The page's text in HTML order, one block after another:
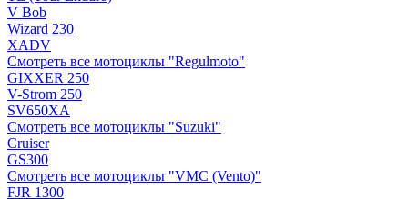
V Bob
Wizard 230
XADV
Смотреть все мотоциклы "Regulmoto"
GIXXER 250
V-Strom 250
SV650XA
Смотреть все мотоциклы "Suzuki"
Cruiser
GS300
Смотреть все мотоциклы "VMC (Vento)"
FJR 1300